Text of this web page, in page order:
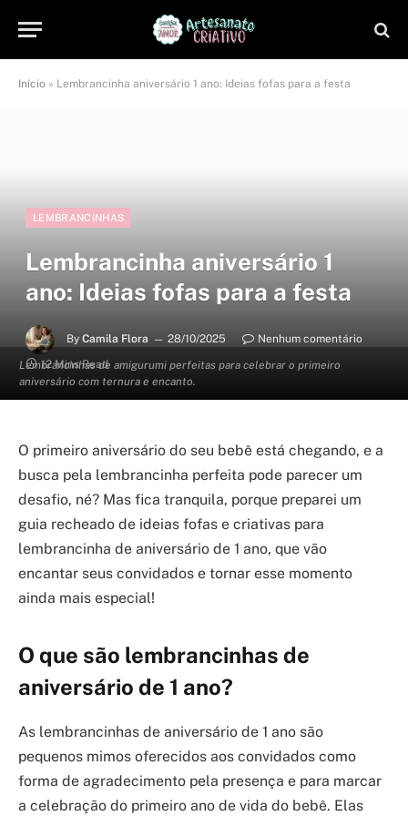
Início » Lembrancinha aniversário 1 ano: Ideias fofas para a festa
Lembrancinhas de amigurumi perfeitas para celebrar o primeiro
aniversário com ternura e encanto.
LEMBRANCINHAS
Lembrancinha aniversário 1
ano: Ideias fofas para a festa
By Camila Flora 28/10/2025
Nenhum comentário
12 Mins Read
O primeiro aniversário do seu bebê está chegando, e a
busca pela lembrancinha perfeita pode parecer um
desafio, né? Mas fica tranquila, porque preparei um
guia recheado de ideias fofas e criativas para
lembrancinha de aniversário de 1 ano, que vão
encantar seus convidados e tornar esse momento
ainda mais especial!
O que são lembrancinhas de
aniversário de 1 ano?
As lembrancinhas de aniversário de 1 ano são
pequenos mimos oferecidos aos convidados como
forma de agradecimento pela presença e para marcar
a celebração do primeiro ano de vida do bebê. Elas